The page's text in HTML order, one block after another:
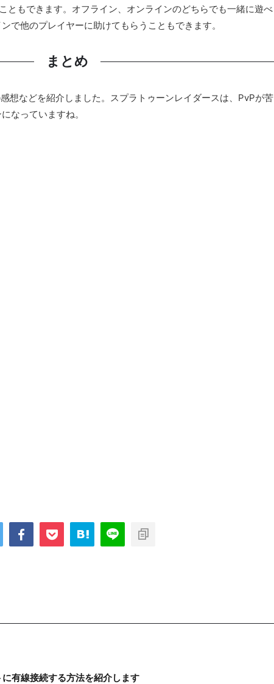
ともできます。オフライン、オンラインのどちらでも一緒に遊べ
で他のプレイヤーに助けてもらうこともできます。
まとめ
想などを紹介しました。スプラトゥーンレイダースは、PvPが苦
なっていますね。
有線接続する方法を紹介します